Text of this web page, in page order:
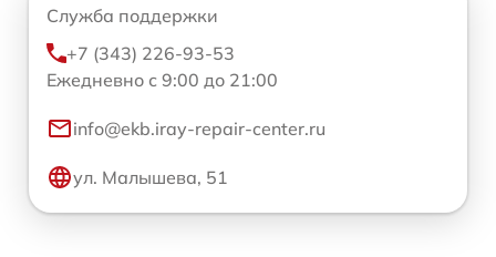
Служба поддержки
+7 (343) 226-93-53
Ежедневно с 9:00 до 21:00
info@ekb.iray-repair-center.ru
ул. Малышева, 51